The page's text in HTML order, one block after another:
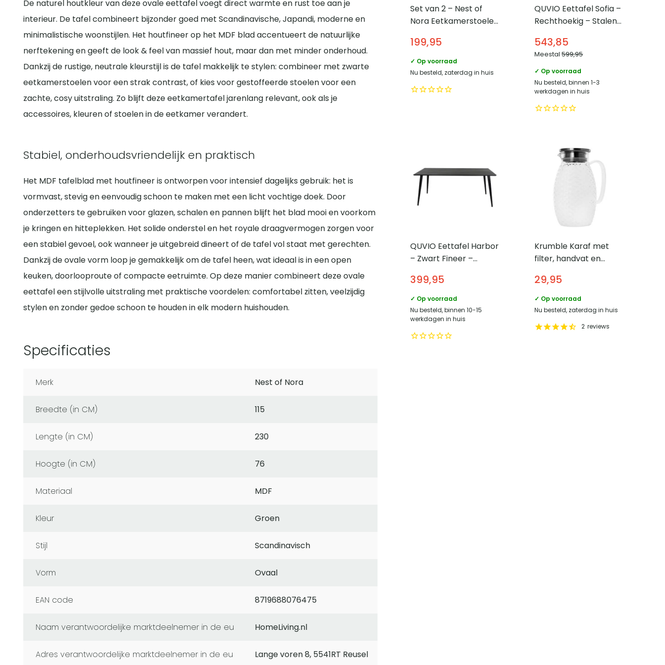
De naturel houtkleur van deze ovale eettafel voegt direct warmte en rust toe aan je
interieur. De tafel combineert bijzonder goed met Scandinavische, Japandi, moderne en
minimalistische woonstijlen. Het houtfineer op het MDF blad accentueert de natuurlijke
nerftekening en geeft de look & feel van massief hout, maar dan met minder onderhoud.
Dankzij de rustige, neutrale kleurstijl is de tafel makkelijk te stylen: combineer met zwarte
eetkamerstoelen voor een strak contrast, of kies voor gestoffeerde stoelen voor een
zachte, cosy uitstraling. Zo blijft deze eetkamertafel jarenlang relevant, ook als je
accessoires, kleuren of stoelen in de eetkamer verandert.
Stabiel, onderhoudsvriendelijk en praktisch
Het MDF tafelblad met houtfineer is ontworpen voor intensief dagelijks gebruik: het is
vormvast, stevig en eenvoudig schoon te maken met een licht vochtige doek. Door
onderzetters te gebruiken voor glazen, schalen en pannen blijft het blad mooi en voorkom
je kringen en hitteplekken. Het solide onderstel en het royale draagvermogen zorgen voor
een stabiel gevoel, ook wanneer je uitgebreid dineert of de tafel vol staat met gerechten.
Dankzij de ovale vorm loop je gemakkelijk om de tafel heen, wat ideaal is in een open
keuken, doorlooproute of compacte eetruimte. Op deze manier combineert deze ovale
eettafel een stijlvolle uitstraling met praktische voordelen: comfortabel zitten, veelzijdig
stylen en zonder gedoe schoon te houden in elk modern huishouden.
Specificaties
Merk Nest of Nora
Breedte (in CM) 115
Lengte (in CM) 230
Hoogte (in CM) 76
Materiaal MDF
Kleur Groen
Stijl Scandinavisch
Vorm Ovaal
EAN code 8719688076475
naam verantwoordelijke marktdeelnemer in de eu HomeLiving.nl
adres verantwoordelijke marktdeelnemer in de eu Lange voren 8, 5541RT Reusel
Set van 2 – Nest of
Nora Eetkamerstoelen
chromen stalen poten
– Wit
199,95
✓ Op voorraad
Nu besteld, zaterdag in huis
QUVIO Eettafel Sofia –
Rechthoekig – Stalen
gecertificeerd
mangohout – 220×110
cm – Naturel
543,85
Meestal599,95
✓ Op voorraad
Nu besteld, binnen 1-3
werkdagen in huis
QUVIO Eettafel Harbor
– Zwart Fineer –
Design
399,95
✓ Op voorraad
Nu besteld, binnen 10-15
werkdagen in huis
Krumble Karaf met
filter, handvat en
Schubbenpatroon –
Glas en aluminium – 1,5
liter
29,95
✓ Op voorraad
Nu besteld, zaterdag in huis
2 reviews